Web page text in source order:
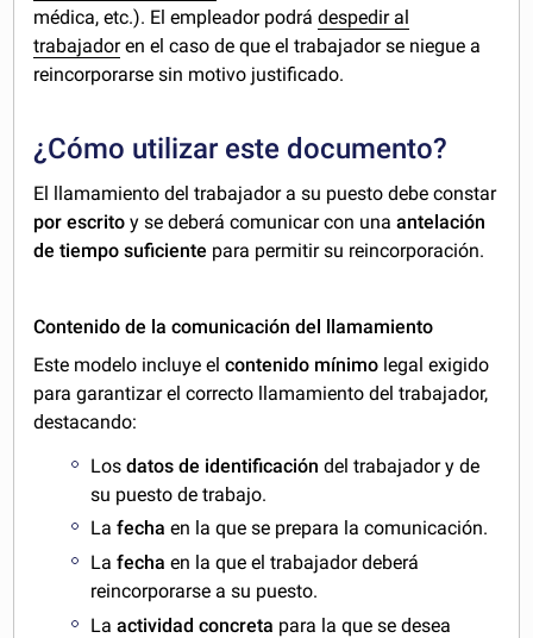
médica, etc.). El empleador podrádespedir al
trabajadoren el caso de que el trabajador se niegue a
reincorporarse sin motivo justificado.
¿Cómo utilizar este documento?
El llamamiento del trabajador a su puesto debe constar
por escrito y se deberá comunicar con unaantelación
de tiempo suficiente para permitir su reincorporación.
Contenido de la comunicación del llamamiento
Este modelo incluye elcontenido mínimo legal exigido
para garantizar el correcto llamamiento del trabajador,
destacando:
Losdatos de identificación del trabajador y de
su puesto de trabajo.
Lafecha en la que se prepara la comunicación.
Lafecha en la que el trabajador deberá
reincorporarse a su puesto.
Laactividad concreta para la que se desea